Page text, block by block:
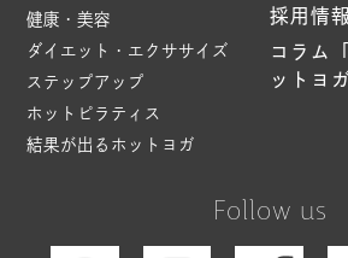
Follow us
健康・美容
ダイエット・エクササイズ
ステップアップ
ホットピラティス
結果が出るホットヨガ
採用情報
コラム
ットヨガ